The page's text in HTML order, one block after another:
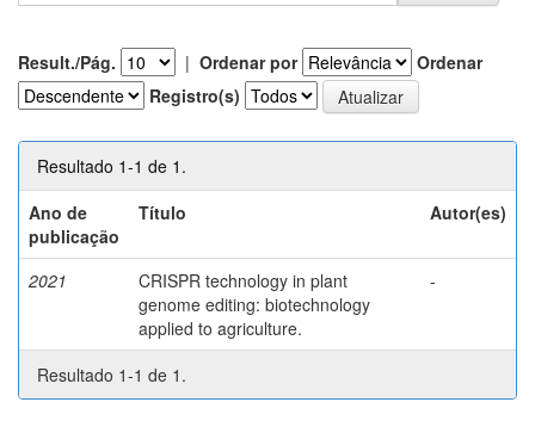
Result./Pág. | Ordenar por
Ordenar
Registro(s)
Resultado 1-1 de 1.
Ano de
publicação
Título Autor(es)
2021
CRISPR technology in plant
genome editing: biotechnology
applied to agriculture.
-
Resultado 1-1 de 1.